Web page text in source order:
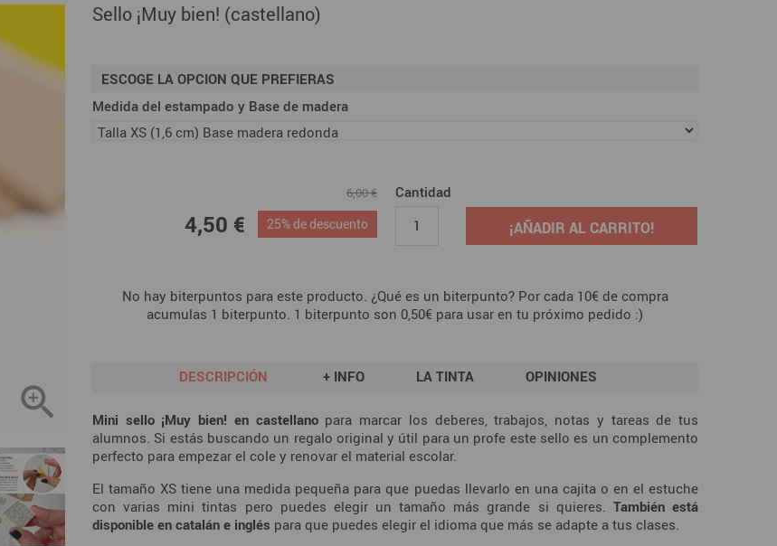

Sello ¡Muy bien! (castellano)
ESCOGE LA OPCION QUE PREFIERAS
Medida del estampado y Base de madera
6,00 €
4,50 € 25% de descuento
Cantidad
¡AÑADIR AL CARRITO!
No hay biterpuntos para este producto. ¿Qué es un biterpunto? Por cada 10€ de compra
acumulas 1 biterpunto. 1 biterpunto son 0,50€ para usar en tu próximo pedido :)
DESCRIPCIÓN + INFO LA TINTA OPINIONES
Mini sello ¡Muy bien! en castellanopara marcar los deberes, trabajos, notas y tareas de tus
alumnos. Si estás buscando un regalo original y útil para un profe este sello es un complemento
perfecto para empezar el cole y renovar el material escolar.
El tamaño XS tiene una medida pequeña para que puedas llevarlo en una cajita o en el estuche
con varias mini tintas pero puedes elegir un tamaño más grande si quieres. También está
disponible en catalán e inglés para que puedes elegir el idioma que más se adapte a tus clases.